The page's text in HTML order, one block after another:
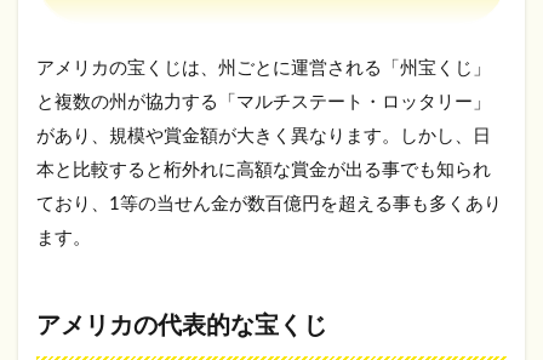
メガ・ミ
リオンズ
とは
1.1.2
アメリ
カの宝
1.2
アメリカの宝くじは、州ごとに運営される「州宝くじ」
と複数の州が協力する「マルチステート・ロッタリー」
があり、規模や賞金額が大きく異なります。しかし、日
本と比較すると桁外れに高額な賞金が出る事でも知られ
ており、1等の当せん金が数百億円を超える事も多くあり
ます。
アメリカの代表的な宝くじ